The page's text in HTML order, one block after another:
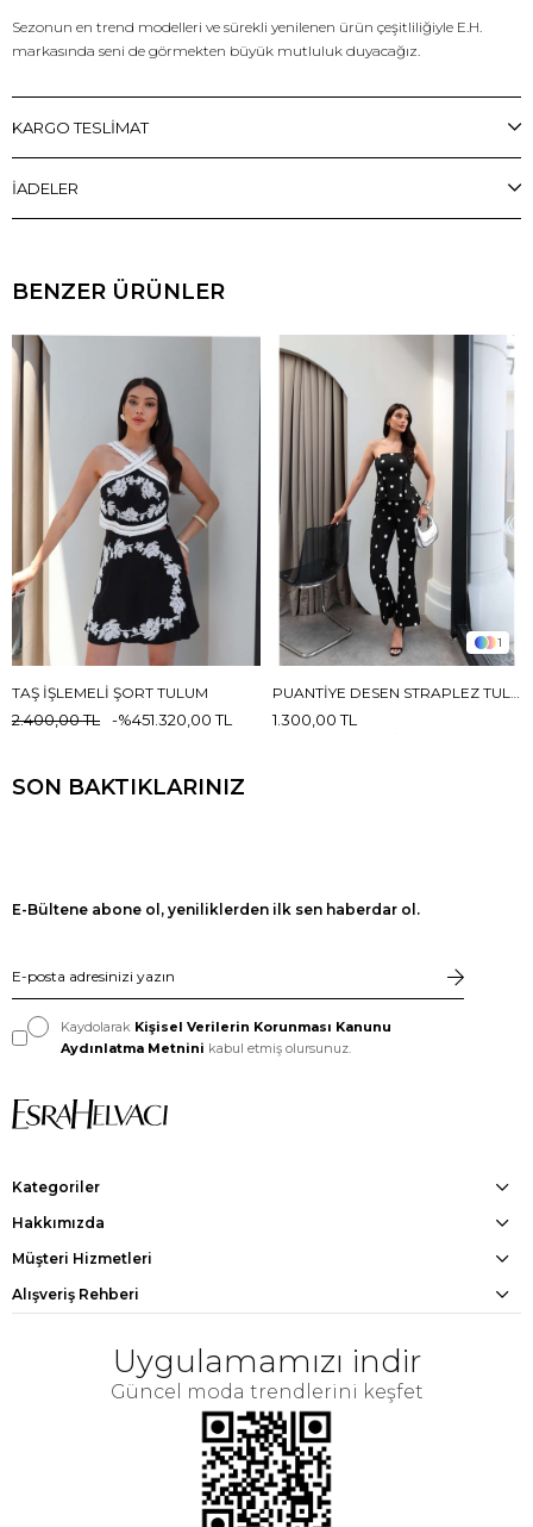
Sezonun en trend modelleri ve sürekli yenilenen ürün çeşitliliğiyle E.H.
markasında seni de görmekten büyük mutluluk duyacağız.
KARGO TESLİMAT
İADELER
BENZER ÜRÜNLER
TAŞ İŞLEMELI ŞORT TULUM
1.320,00 TL
%45
2.400,00 TL
1
PUANTIYE DESEN STRAPLEZ TULUM
1.300,00 TL
SON BAKTIKLARINIZ
E-Bültene abone ol, yeniliklerden ilk sen haberdar ol.
Kaydolarak Kişisel Verilerin Korunması Kanunu
Aydınlatma Metnini kabul etmiş olursunuz.
Kategoriler
Hakkımızda
Müşteri Hizmetleri
Alışveriş Rehberi
Uygulamamızı indir
Güncel moda trendlerini keşfet